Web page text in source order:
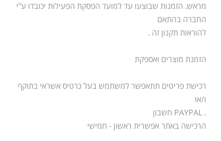
מראש. הזמנות שבוצעו עד למועד הפסקת הפעילות יכובדו ע"י
החברה בהתאם
להוראות תקנון זה .
הזמנת מוצרים ואספקת
רכישת פריטים תתאפשר למשתמש בעל כרטיס אשראי בתוקף
ו/או
. PAYPAL חשבון
הרכישה באתר אפשרית ראשון - חמישי